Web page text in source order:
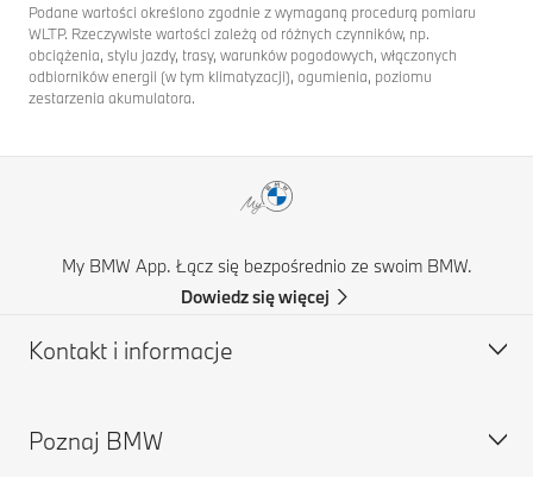
Podane wartości określono zgodnie z wymaganą procedurą pomiaru
WLTP. Rzeczywiste wartości zależą od różnych czynników, np.
obciążenia, stylu jazdy, trasy, warunków pogodowych, włączonych
odbiorników energii (w tym klimatyzacji), ogumienia, poziomu
zestarzenia akumulatora.
My BMW App. Łącz się bezpośrednio ze swoim BMW.
Dowiedz się więcej
Kontakt i informacje
Obsługa klienta
Poznaj BMW